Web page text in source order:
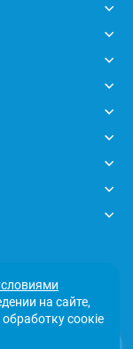
на сайте,
соокіе